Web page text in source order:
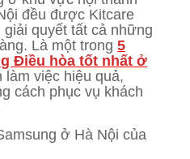
đều được Kitcare
quyết tất cả những
Là một trong5
Điều hòa tốt nhất ở
làm việc hiệu quả,
cách phục vụ khách
ở Hà Nội của